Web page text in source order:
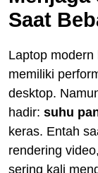
Saat
Laptop
memiliki
desktop.
hadir: suhu
keras. Entah
rendering
sering kali